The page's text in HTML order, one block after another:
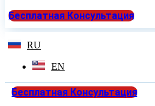
Бесплатная Консультация
RU
EN
Бесплатная Консультация